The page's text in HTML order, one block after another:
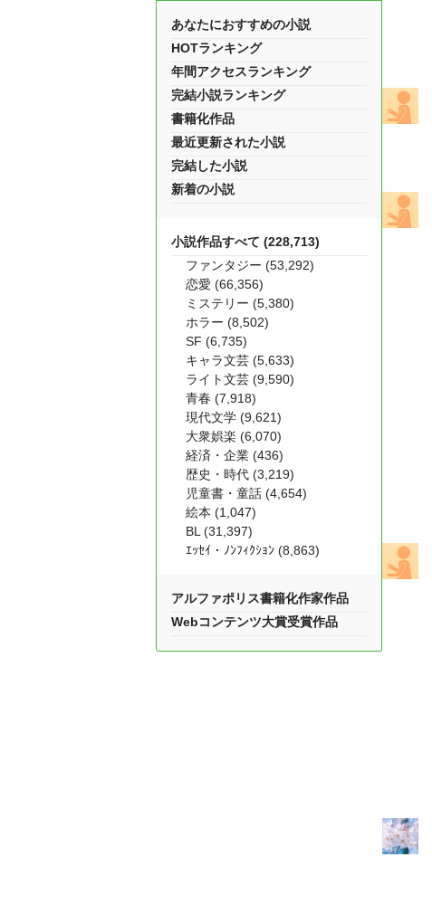
あなたにおすすめの小説
HOTランキング
年間アクセスランキング
完結小説ランキング
書籍化作品
最近更新された小説
完結した小説
新着の小説
小説作品すべて (228,713)
ファンタジー (53,292)
恋愛 (66,356)
ミステリー (5,380)
ホラー (8,502)
SF (6,735)
キャラ文芸 (5,633)
ライト文芸 (9,590)
青春 (7,918)
現代文学 (9,621)
大衆娯楽 (6,070)
経済・企業 (436)
歴史・時代 (3,219)
児童書・童話 (4,654)
絵本 (1,047)
BL (31,397)
ｴｯｾｲ・ﾉﾝﾌｨｸｼｮﾝ (8,863)
アルファポリス書籍化作家作品
Webコンテンツ大賞受賞作品